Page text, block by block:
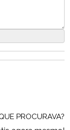
PROCURAVA?